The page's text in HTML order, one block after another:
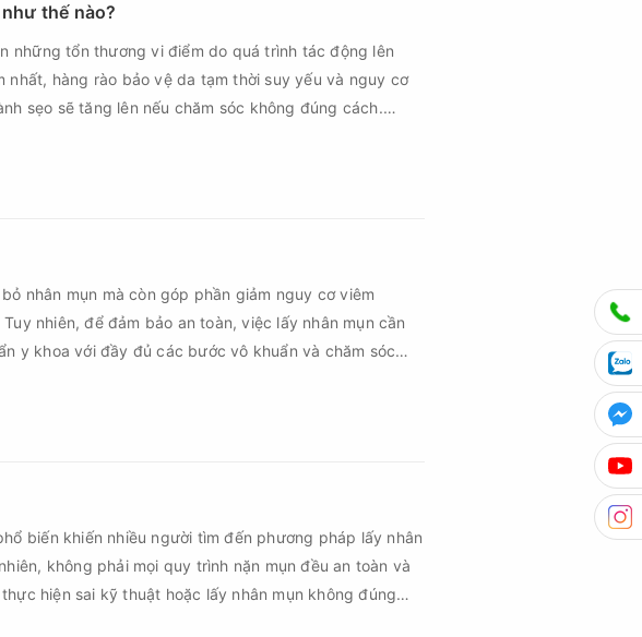
thế nào?
những tổn thương vi điểm do quá trình tác động lên
nhất, hàng rào bảo vệ da tạm thời suy yếu và nguy cơ
sẹo sẽ tăng lên nếu chăm sóc không đúng cách.
không chỉ giúp vùng da hồi phục nhanh hơn mà còn
nhân mụn mà còn góp phần giảm nguy cơ viêm
nhiên, để đảm bảo an toàn, việc lấy nhân mụn cần
y khoa với đầy đủ các bước vô khuẩn và chăm sóc
biến khiến nhiều người tìm đến phương pháp lấy nhân
không phải mọi quy trình nặn mụn đều an toàn và
hiện sai kỹ thuật hoặc lấy nhân mụn không đúng
viêm nhiễm, thâm sau mụn và thậm chí là sẹo rỗ. Vậy